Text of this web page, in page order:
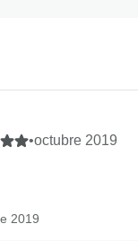
•octubre 2019
2019